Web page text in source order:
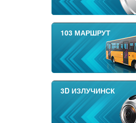
103 МАРШРУТ
3D ИЗЛУЧИНСК